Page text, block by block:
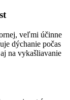
veľmi účinne
dýchanie počas
na vykašliavanie